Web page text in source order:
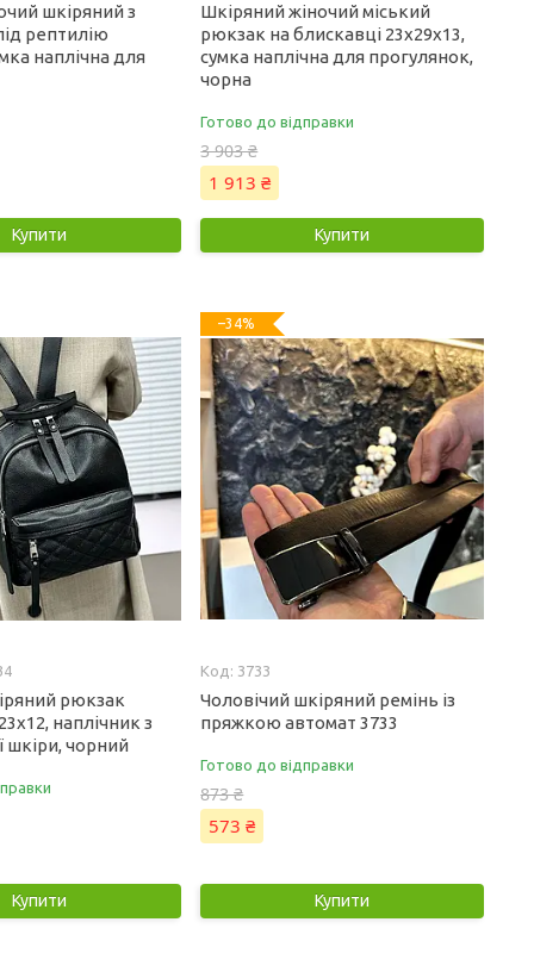
шкіряний з
рептилію
наплічна для
Купити
Шкіряний жіночий міський
рюкзак на блискавці 23х29х13,
сумка наплічна для прогулянок,
чорна
Готово до відправки
3 903 ₴
1 913 ₴
Купити
рюкзак
наплічник з
шкіри, чорний
Купити
–34%
3733
Чоловічий шкіряний ремінь із
пряжкою автомат 3733
Готово до відправки
873 ₴
573 ₴
Купити